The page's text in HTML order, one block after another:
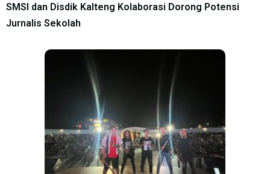
SMSI dan Disdik Kalteng Kolaborasi Dorong Potensi
Jurnalis Sekolah